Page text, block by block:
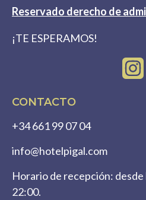
Reservado derecho de
¡TE ESPERAMOS!
I
n
r
CONTACTO
+34 661 99 07 04
info@hotelpigal.com
Horario de recepción: desde
22:00.